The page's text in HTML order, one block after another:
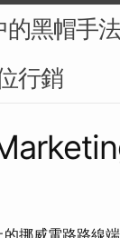
的黑帽手
行銷
挪威電路路線